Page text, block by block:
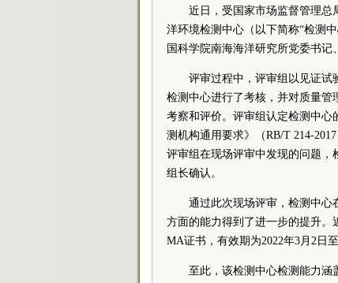
近日，受国家市场监督管理总
洋环境检测中心（以下简称“检测
国科学院南海海洋研究所党委书记
评审过程中，评审组以见证试
检测中心进行了考核，并对质量管
考察和评价。评审组认定检测中心
测机构通用要求》（RB/T 214-
评审组在现场评审中发现的问题
组长确认。
通过此次现场评审，检测中心
方面的能力得到了进一步的提升。
MA证书，有效期为2022年3月2日至
至此，该检测中心检测能力